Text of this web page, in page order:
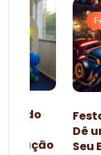
do
Dê
Seu